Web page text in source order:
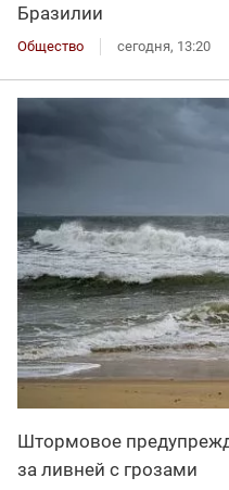
Бразилии
Общество сегодня, 13:20
Штормовое
за ливней с грозами